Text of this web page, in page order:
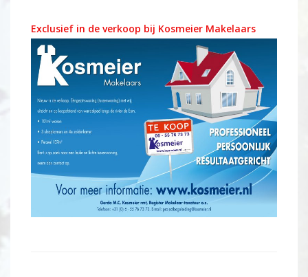
Exclusief in de verkoop bij Kosmeier Makelaars